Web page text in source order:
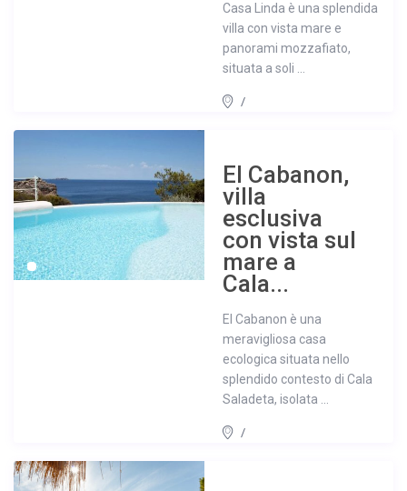
Casa Linda è una splendida
villa con vista mare e
panorami mozzafiato,
situata a soli ...
/
El Cabanon,
villa
esclusiva
con vista sul
mare a
Cala...
El Cabanon è una
meravigliosa casa
ecologica situata nello
splendido contesto di Cala
Saladeta, isolata ...
/